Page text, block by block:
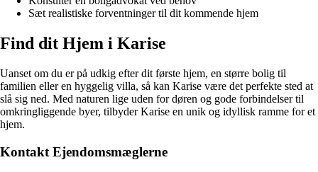
Sæt realistiske forventninger til dit kommende hjem
Find dit Hjem i Karise
Uanset om du er på udkig efter dit første hjem, en større bolig til
familien eller en hyggelig villa, så kan Karise være det perfekte sted at
slå sig ned. Med naturen lige uden for døren og gode forbindelser til
omkringliggende byer, tilbyder Karise en unik og idyllisk ramme for et
hjem.
Kontakt Ejendomsmæglerne